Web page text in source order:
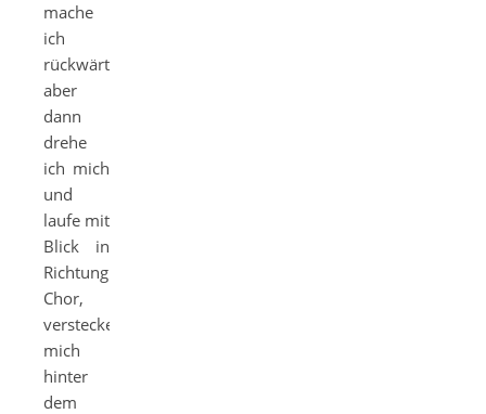
mache
ich
rückwärts,
aber
dann
drehe
ich mich
und
laufe mit
Blick in
Richtung
Chor,
verstecke
mich
hinter
dem